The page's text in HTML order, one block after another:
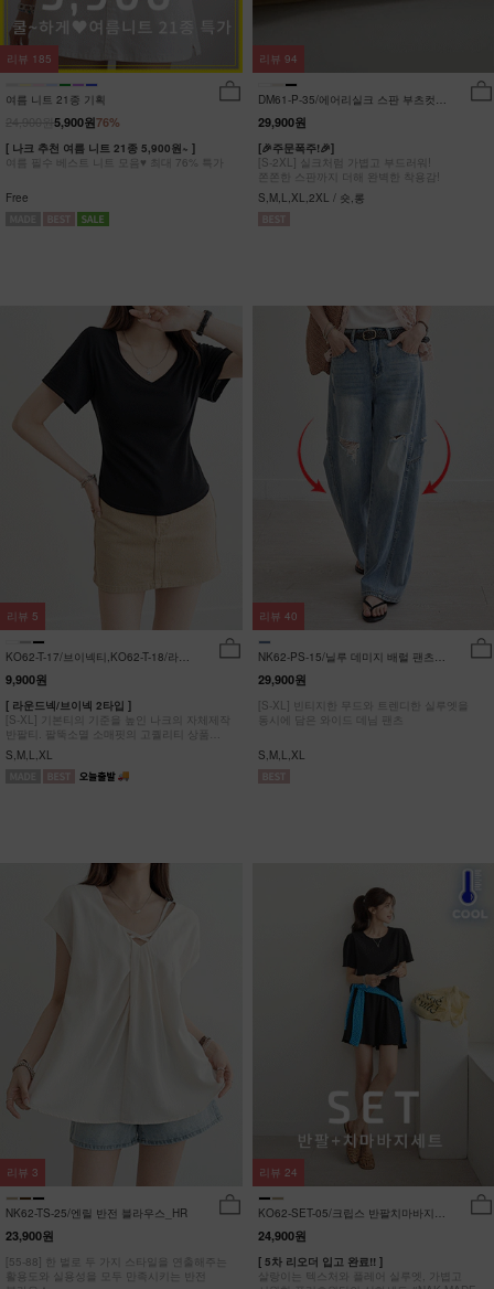
여름 니트 21종 기획
76%
5,900원
[ 나크 추천 여름 니트 21종 5,900원~ ]
여름 필수 베스트 니트 모음♥ 최대 76% 특가
Free
리뷰 185
DM61-P-35/에어리실크 스판 부츠컷팬
츠_DY
29,900원
[🎉주문폭주!🎉]
[S-2XL] 실크처럼 가볍고 부드러워!
쫀쫀한 스판까지 더해 완벽한 착용감!
S,M,L,XL,2XL / 숏,롱
리뷰 94
KO62-T-17/브이넥티,KO62-T-18/라운
드티_YN
9,900원
[ 라운드넥/브이넥 2타입 ]
[S-XL] 기본티의 기준을 높인 나크의 자체제작
반팔티. 팔뚝소멸 소매핏의 고퀄리티 상품
#NAK MADE.
S,M,L,XL
리뷰 5
NK62-PS-15/닐루 데미지 배럴 팬츠
29,900원
[S-XL] 빈티지한 무드와 트렌디한 실루엣을
동시에 담은 와이드 데님 팬츠
S,M,L,XL
리뷰 40
NK62-TS-25/엔릴 반전 블라우스_HR
23,900원
[55-88] 한 벌로 두 가지 스타일을 연출해주는
활용도와 실용성을 모두 만족시키는 반전
리뷰 3
KO62-SET-05/크립스 반팔치마바지세
24,900원
[ 5차 리오더 입고 완료!! ]
살랑이는 텍스처와 플레어 실루엣, 가볍고
리뷰 24